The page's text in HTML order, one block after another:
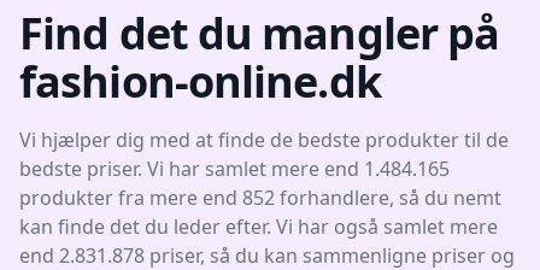
Find det du mangler på
fashion-online.dk
Vi hjælper dig med at finde de bedste produkter til de
bedste priser. Vi har samlet mere end 1.484.165
produkter fra mere end 852 forhandlere, så du nemt
kan finde det du leder efter. Vi har også samlet mere
end 2.831.878 priser, så du kan sammenligne priser og